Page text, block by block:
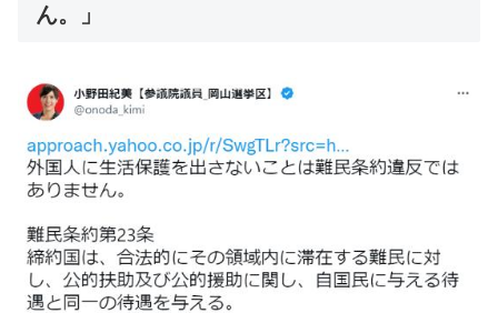
ん。」